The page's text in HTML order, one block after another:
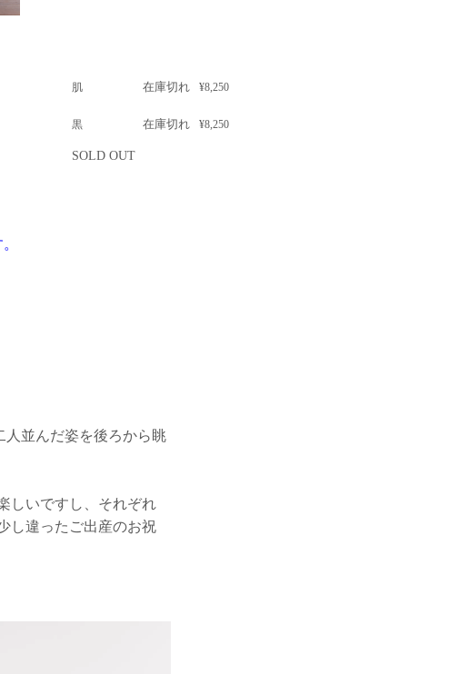
肌 ¥8,250
在庫切れ
黒 ¥8,250
在庫切れ
SOLD OUT
人並んだ姿を後ろから眺
しいですし、それぞれ
し違ったご出産のお祝